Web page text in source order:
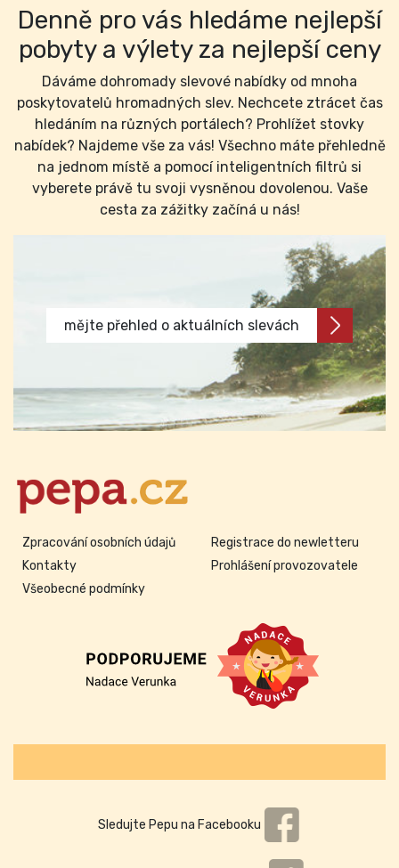
Denně pro vás hledáme nejlepší
pobyty a výlety za nejlepší ceny
Dáváme dohromady slevové nabídky od mnoha
poskytovatelů hromadných slev. Nechcete ztrácet čas
hledáním na různých portálech? Prohlížet stovky
nabídek? Najdeme vše za vás! Všechno máte přehledně
na jednom místě a pomocí inteligentních filtrů si
vyberete právě tu svoji vysněnou dovolenou. Vaše
cesta za zážitky začíná u nás!
mějte přehled o aktuálních slevách
Zpracování osobních údajů
Kontakty
Všeobecné podmínky
Registrace do newletteru
Prohlášení provozovatele
Sledujte Pepu na Facebooku